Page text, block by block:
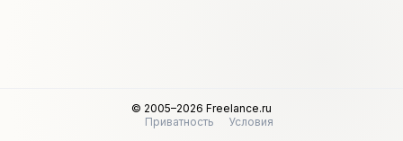
© 2005–2026 Freelance.ru
Приватность
Условия